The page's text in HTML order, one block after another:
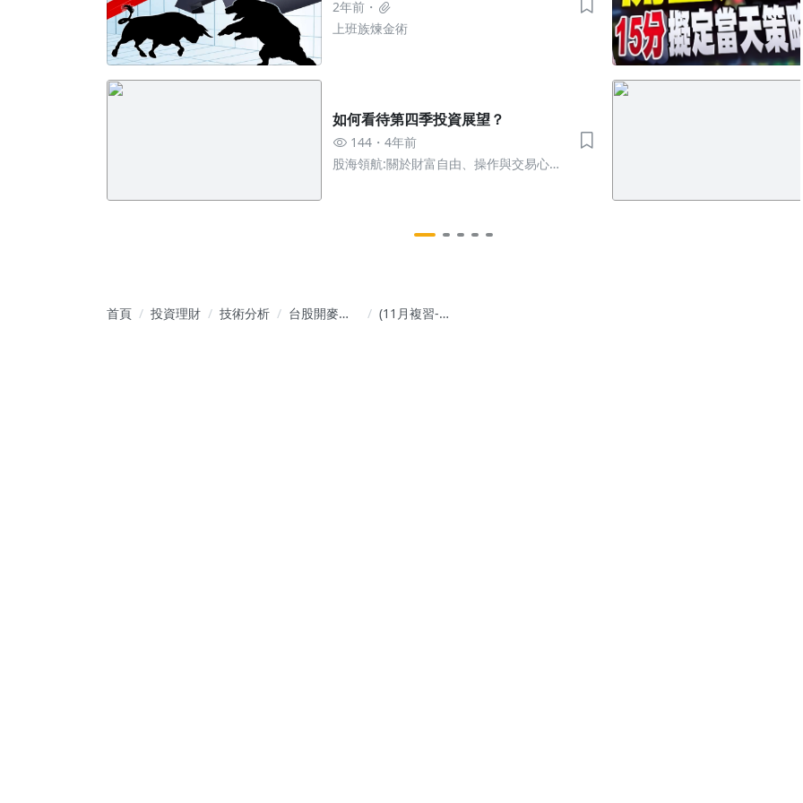
2年前
上班族煉金術
如何看待第四季投資展望？
144
4年前
股海領航:關於財富自由、操作與交易心理
首頁 投資理財 技術分析
台股開麥拉-
(11月複習-5)